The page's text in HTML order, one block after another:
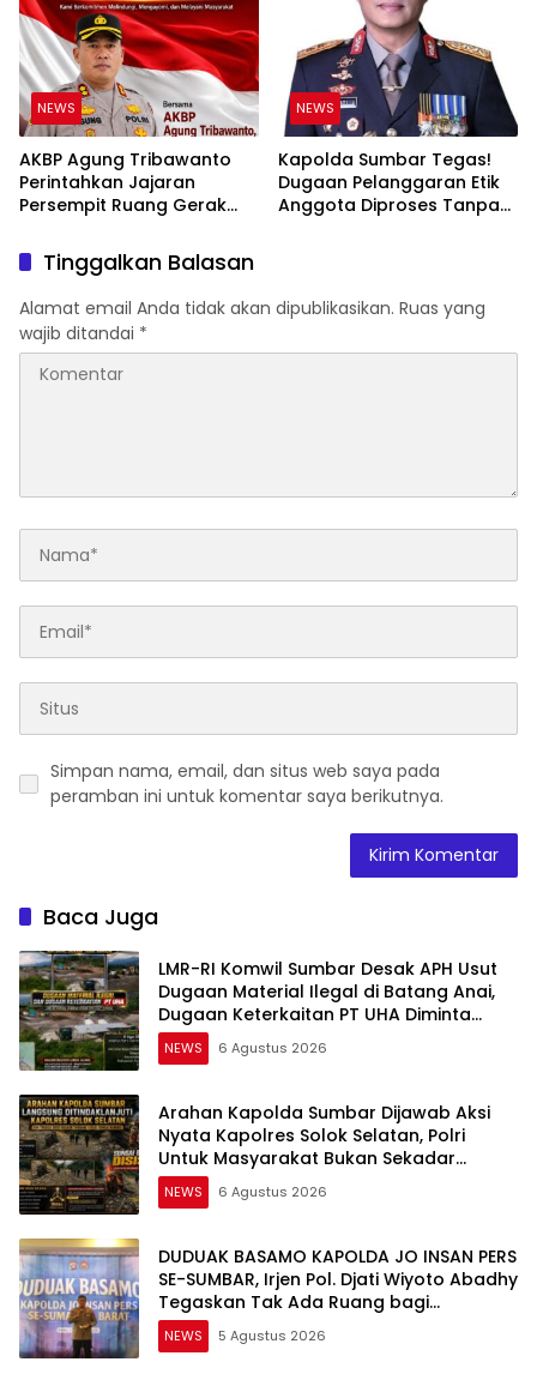
Hukum di Internal Polri
NEWS
AKBP Agung Tribawanto
Perintahkan Jajaran
Persempit Ruang Gerak
Pasaman Barat
NEWS
Kapolda Sumbar Tegas!
Dugaan Pelanggaran Etik
Anggota Diproses Tanpa
Tinggalkan Balasan
Alamat email Anda tidak akan dipublikasikan. Ruas yang
wajib ditandai *
Simpan nama, email, dan situs web saya pada
peramban ini untuk komentar saya berikutnya.
Baca Juga
LMR-RI Komwil Sumbar Desak APH Usut
Dugaan Material Ilegal di Batang Anai,
Dugaan Keterkaitan PT UHA Diminta
Diselidiki Tuntas
NEWS 6 Agustus 2026
Arahan Kapolda Sumbar Dijawab Aksi
Nyata Kapolres Solok Selatan, Polri
Untuk Masyarakat Bukan Sekadar
Slogan
NEWS 6 Agustus 2026
DUDUAK BASAMO KAPOLDA JO INSAN PERS
SE-SUMBAR, Irjen Pol. Djati Wiyoto Abadhy
Tegaskan Tak Ada Ruang bagi
Pelanggar Hukum di Internal Polri
NEWS 5 Agustus 2026